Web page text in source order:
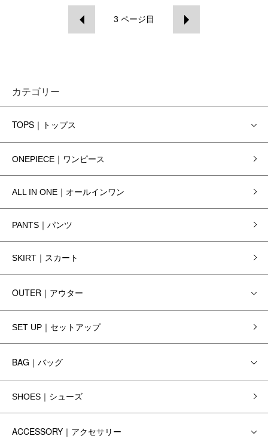
3 ページ目
カテゴリー
TOPS｜トップス
ONEPIECE｜ワンピース
ALL IN ONE｜オールインワン
PANTS｜パンツ
SKIRT｜スカート
OUTER｜アウター
SET UP｜セットアップ
BAG｜バッグ
SHOES｜シューズ
ACCESSORY｜アクセサリー